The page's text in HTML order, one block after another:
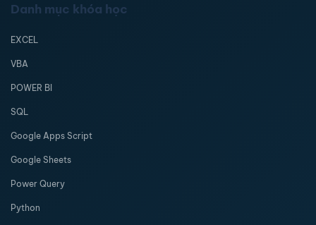
Danh mục khóa học
EXCEL
VBA
POWER BI
SQL
Google Apps Script
Google Sheets
Power Query
Python